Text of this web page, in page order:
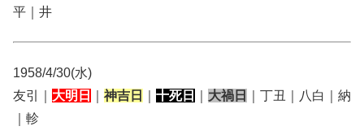
平｜井
1958/4/30(水)
友引｜ 大明日 神吉日 十死日 大禍日
｜丁丑｜八白｜納
｜軫